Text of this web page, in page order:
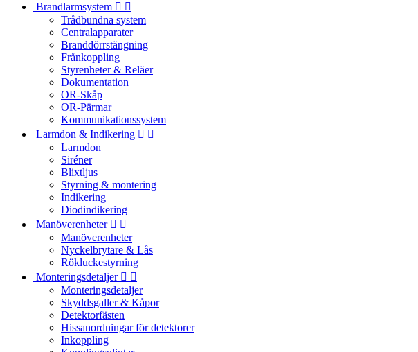
Brandlarmsystem  
Trådbundna system
Centralapparater
Branddörrstängning
Frånkoppling
Styrenheter & Reläer
Dokumentation
OR-Skåp
OR-Pärmar
Kommunikationssystem
Larmdon & Indikering  
Larmdon
Siréner
Blixtljus
Styrning & montering
Indikering
Diodindikering
Manöverenheter  
Manöverenheter
Nyckelbrytare & Lås
Rökluckestyrning
Monteringsdetaljer  
Monteringsdetaljer
Skyddsgaller & Kåpor
Detektorfästen
Hissanordningar för detektorer
Inkoppling